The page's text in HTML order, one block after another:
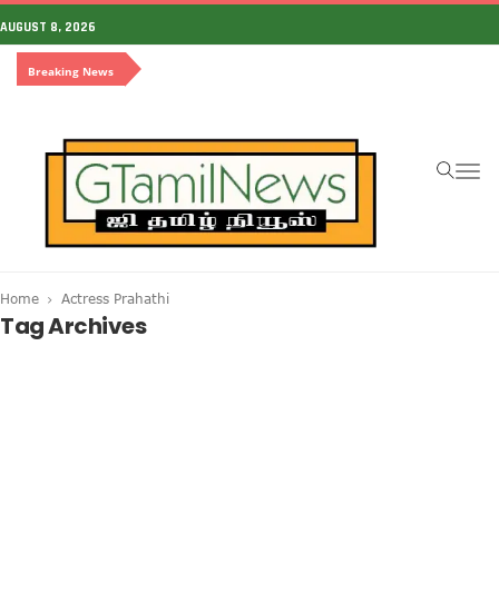
AUGUST 8, 2026
Breaking News
Home Actress Prahathi
Tag Archives